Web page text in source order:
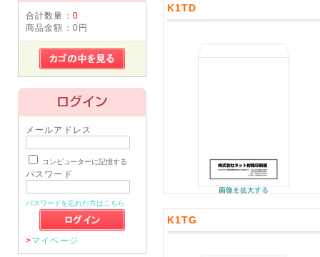
合計数量： 0
商品金額： 0円
メールアドレス
コンピューターに記憶する
パスワード
パスワードを忘れた方はこちら
>マイページ
K1TD
K1TG